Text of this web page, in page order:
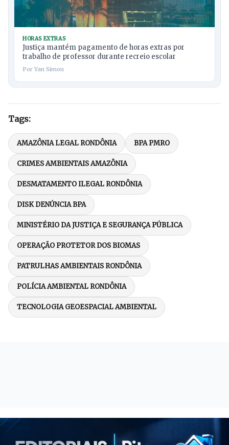
HORAS EXTRAS
Justiça mantém pagamento de horas extras por
trabalho de professor durante recreio escolar
Por Yan Simon
Tags:
AMAZÔNIA LEGAL RONDÔNIA BPA PMRO
CRIMES AMBIENTAIS AMAZÔNIA
DESMATAMENTO ILEGAL RONDÔNIA
DISK DENÚNCIA BPA
MINISTÉRIO DA JUSTIÇA E SEGURANÇA PÚBLICA
OPERAÇÃO PROTETOR DOS BIOMAS
PATRULHAS AMBIENTAIS RONDÔNIA
POLÍCIA AMBIENTAL RONDÔNIA
TECNOLOGIA GEOESPACIAL AMBIENTAL